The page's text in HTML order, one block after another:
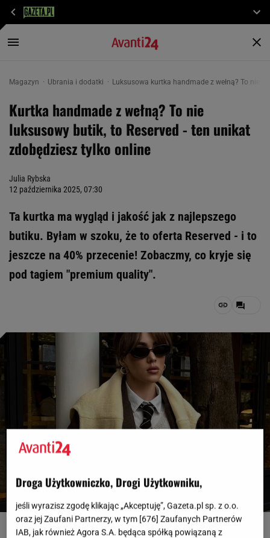
Magazyn Ubrania i dodatki Luksusowa kurtka handmade z wełną? To nie
Kurtka handmade z wełną? To nie
luksusowy butik, to Reserved - ten unikat
zdobędziesz tylko online
Julia Rybska
12 października 2025, 07:30
Ta kurtka ma wygląd i jakość jak z najlepszego
butiku. Byłam w szoku, że to oferta Reserved - i to
jeszcze na 40% przecenie! Zobaczmy, co kryje się
pod tagiem "premium quality".
fot. IG @kr.larinaa
Droga Użytkowniczko, Drogi Użytkowniku,
jeśli wyrazisz zgodę klikając „Akceptuję”, Gazeta.pl sp. z o.o.
oraz jej Zaufani Partnerzy, w tym [676] Zaufanych Partnerów
IAB, jak również Agora S.A. będąca spółką powiązaną z